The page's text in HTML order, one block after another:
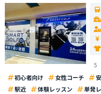
5
初心者向け
女性コーチ
駅近
体験レッスン 単発